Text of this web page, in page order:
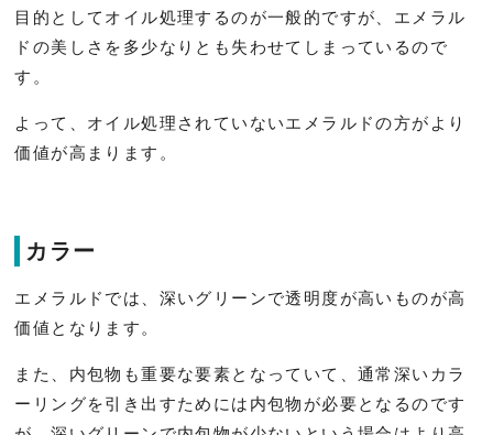
目的としてオイル処理するのが一般的ですが、エメラル
ドの美しさを多少なりとも失わせてしまっているので
す。
よって、オイル処理されていないエメラルドの方がより
価値が高まります。
カラー
エメラルドでは、深いグリーンで透明度が高いものが高
価値となります。
また、内包物も重要な要素となっていて、通常深いカラ
ーリングを引き出すためには内包物が必要となるのです